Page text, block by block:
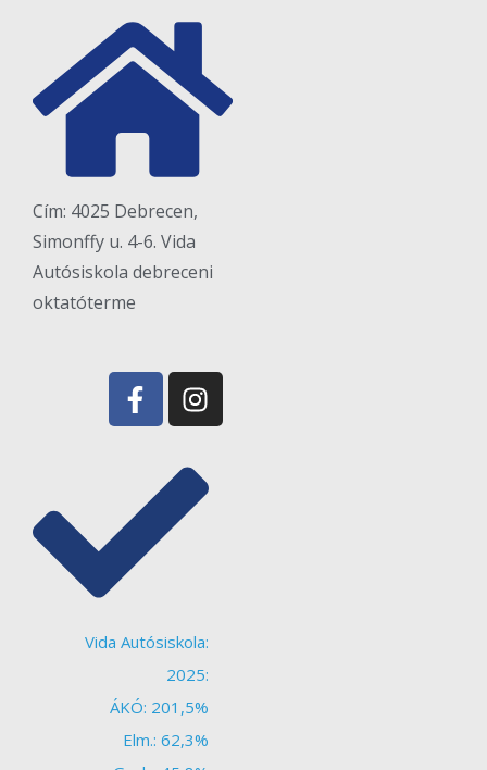
Cím: 4025 Debrecen,
Simonffy u. 4-6. Vida
Autósiskola debreceni
oktatóterme
Vida Autósiskola:
2025:
ÁKÓ: 201,5%
Elm.: 62,3%